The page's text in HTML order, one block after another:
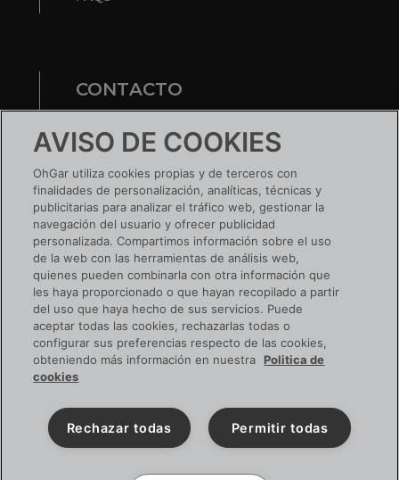
CONTACTO
Nuestras tiendas
¿TIENES UNA EMPRESA?
Conoce tus ventajas
Si ya tienes cuenta: ACCEDE
SIGUENOS EN RRSS
AVISO DE COOKIES
OhGar utiliza cookies propias y de terceros con
finalidades de personalización, analíticas, técnicas y
publicitarias para analizar el tráfico web, gestionar la
navegación del usuario y ofrecer publicidad
personalizada. Compartimos información sobre el uso
de la web con las herramientas de análisis web,
quienes pueden combinarla con otra información que
les haya proporcionado o que hayan recopilado a partir
del uso que haya hecho de sus servicios. Puede
aceptar todas las cookies, rechazarlas todas o
configurar sus preferencias respecto de las cookies,
obteniendo más información en nuestra
Politica de
cookies
Permitir todas
Rechazar todas